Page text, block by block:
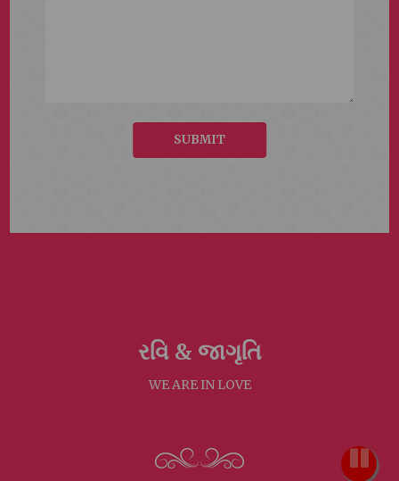
SUBMIT
રવિ & જાગૃતિ
WE ARE IN LOVE